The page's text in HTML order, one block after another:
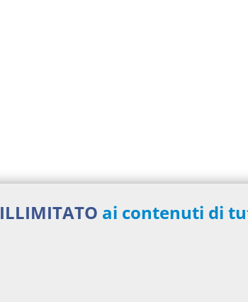
ILLIMITATO ai contenuti di